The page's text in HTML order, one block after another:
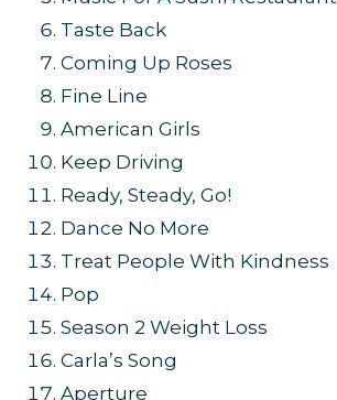
Taste Back
Coming Up Roses
Fine Line
American Girls
Keep Driving
Ready, Steady, Go!
Dance No More
Treat People With Kindness
Pop
Season 2 Weight Loss
Carla’s Song
Aperture